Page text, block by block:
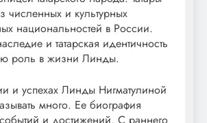
численных и культурных
национальностей в России.
и татарская идентичность
роль в жизни Линды.
и успехах Линды Нигматулиной
много. Ее биография
и достижений. С раннего